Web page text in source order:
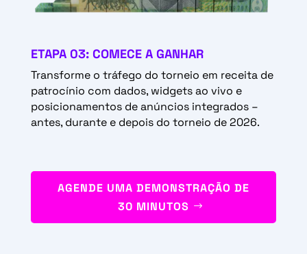
ETAPA 03: COMECE A GANHAR
Transforme o tráfego do torneio em receita de
patrocínio com dados, widgets ao vivo e
posicionamentos de anúncios integrados –
antes, durante e depois do torneio de 2026.
AGENDE UMA DEMONSTRAÇÃO DE
30 MINUTOS